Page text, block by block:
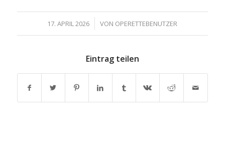
17. APRIL 2026
/ VON OPERETTEBENUTZER
Eintrag teilen